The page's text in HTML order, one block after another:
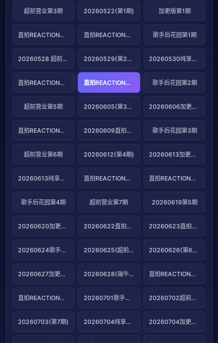
超前营业第3期 20260522(第1期) 加更版第1期
直拍REACTION第1期 直拍REACTION第2期 歌手后花园第1期
20260528 超前营业第4期 20260529(第2期） 20260530纯享版第2期
直拍REACTION第3期 直拍REACTION第4期 歌手后花园第2期
超前营业第5期 20260605(第3期) 20260606加更版第3期
直拍REACTION第5期 20260609直拍REACTION第6期 歌手后花园第3期
超前营业第6期 20260612(第4期) 20260613加更版第4期
20260613纯享版第4期 直拍REACTION第7期 直拍REACTION第8期
歌手后花园第4期 超前营业第7期 20260619第5期
20260620加更版第5期 20260622直拍REACTION第9期 20260623直拍REACTION第10期
20260624歌手后花园第5期 20260625(超前营业) 20260626(第6期)
20260627加更版第6期 20260628(端午特辑) 直拍REACTION第11期
直拍REACTION第12期 20260701歌手后花园第6期 20260702超前营业第9期
20260703(第7期) 20260704纯享版第7期 20260704加更版第7期